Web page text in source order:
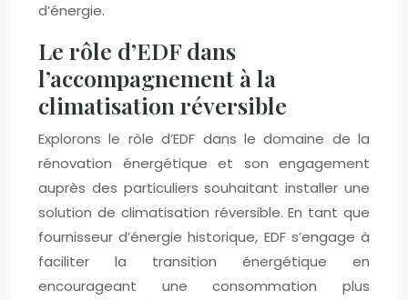
d’énergie.
Le rôle d’EDF dans
l’accompagnement à la
climatisation réversible
Explorons le rôle d’EDF dans le domaine de la
rénovation énergétique et son engagement
auprès des particuliers souhaitant installer une
solution de climatisation réversible. En tant que
fournisseur d’énergie historique, EDF s’engage à
faciliter la transition énergétique en
encourageant une consommation plus